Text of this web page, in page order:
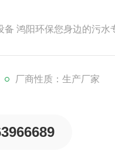
鸿阳环保您身边的污水
厂商性质：生产厂家